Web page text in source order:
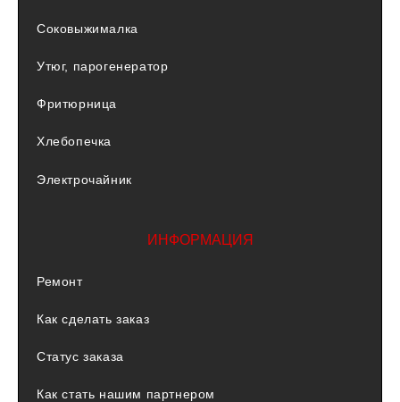
Соковыжималка
Утюг, парогенератор
Фритюрница
Хлебопечка
Электрочайник
ИНФОРМАЦИЯ
Ремонт
Как сделать заказ
Статус заказа
Как стать нашим партнером